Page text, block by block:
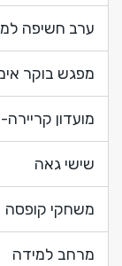
ערב חשיפה
מפגש בוקר
מועדון
שישי גאה
משחקי קופסה
מרחב למידה